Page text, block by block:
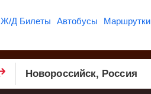
Ж/Д Билеты Автобусы Маршрутки